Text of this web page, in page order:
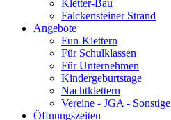
Kletter-Bau
Falckensteiner Strand
Angebote
Fun-Klettern
Für Schulklassen
Für Unternehmen
Kindergeburtstage
Nachtklettern
Vereine - JGA - Sonstige
Öffnungszeiten